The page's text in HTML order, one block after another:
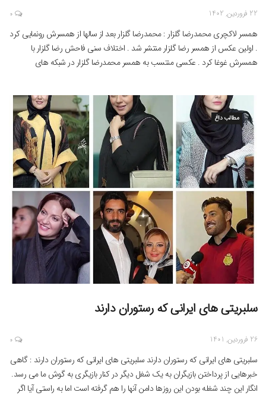
22 فروردین, 1402 0
همسر لاکچری محمدرضا گلزار : محمدرضا گلزار بعد از سالها از همسرش رونمایی کرد
. اولین عکس از همسر رضا گلزار منتشر شد . اختلاف سنی فاحش رضا گلزار با
همسرش غوغا کرد . عکسی منتسب به همسر محمدرضا گلزار در شبکه های
مطالب داغ
سلبریتی های ایرانی که رستوران دارند
26 فروردین, 1401 0
سلبریتی های ایرانی که رستوران دارند سلبریتی های ایرانی که رستوران دارند : گاهی
خبرهایی از پرداختن بازیگران به یک شغل دیگر در کنار بازیگری به گوش ما می رسد.
انگار این چند شغله بودن این روزها دامن آنها را هم گرفته است اما به راستی آیا اگر